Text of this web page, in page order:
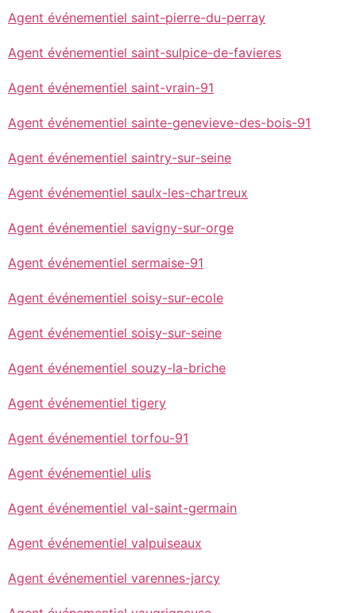
Agent événementiel saint-pierre-du-perray
Agent événementiel saint-sulpice-de-favieres
Agent événementiel saint-vrain-91
Agent événementiel sainte-genevieve-des-bois-91
Agent événementiel saintry-sur-seine
Agent événementiel saulx-les-chartreux
Agent événementiel savigny-sur-orge
Agent événementiel sermaise-91
Agent événementiel soisy-sur-ecole
Agent événementiel soisy-sur-seine
Agent événementiel souzy-la-briche
Agent événementiel tigery
Agent événementiel torfou-91
Agent événementiel ulis
Agent événementiel val-saint-germain
Agent événementiel valpuiseaux
Agent événementiel varennes-jarcy